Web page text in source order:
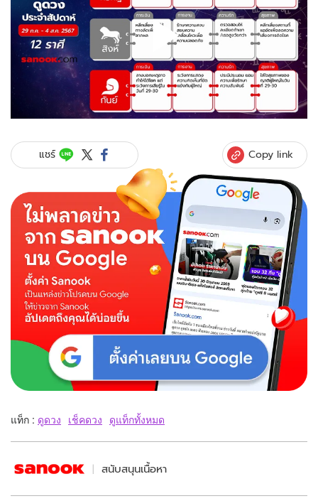
แชร์ Copy link
แท็ก : ดูดวง เช็คดวง ดูแท็กทั้งหมด
สนับสนุนเนื้อหา